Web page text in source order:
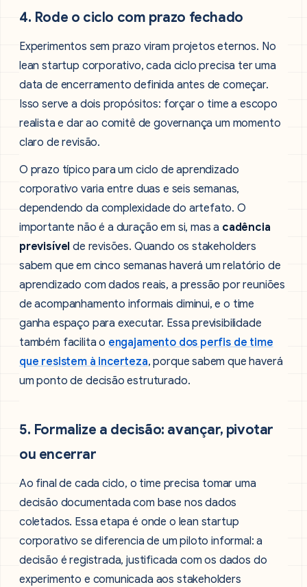
4. Rode o ciclo com prazo fechado
Experimentos sem prazo viram projetos eternos. No
lean startup corporativo, cada ciclo precisa ter uma
data de encerramento definida antes de começar.
Isso serve a dois propósitos: forçar o time a escopo
realista e dar ao comitê de governança um momento
claro de revisão.
O prazo típico para um ciclo de aprendizado
corporativo varia entre duas e seis semanas,
dependendo da complexidade do artefato. O
importante não é a duração em si, mas a cadência
previsível de revisões. Quando os stakeholders
sabem que em cinco semanas haverá um relatório de
aprendizado com dados reais, a pressão por reuniões
de acompanhamento informais diminui, e o time
ganha espaço para executar. Essa previsibilidade
também facilita o engajamento dos perfis de time
que resistem à incerteza, porque sabem que haverá
um ponto de decisão estruturado.
5. Formalize a decisão: avançar, pivotar
ou encerrar
Ao final de cada ciclo, o time precisa tomar uma
decisão documentada com base nos dados
coletados. Essa etapa é onde o lean startup
corporativo se diferencia de um piloto informal: a
decisão é registrada, justificada com os dados do
experimento e comunicada aos stakeholders